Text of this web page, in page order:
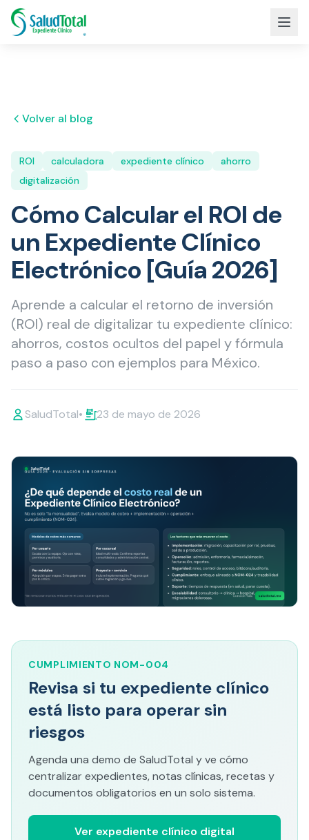
Volver al blog
ROI calculadora expediente clínico
ahorro
digitalización
Cómo Calcular el ROI de
un Expediente Clínico
Electrónico [Guía 2026]
Aprende a calcular el retorno de inversión
(ROI) real de digitalizar tu expediente clínico:
ahorros, costos ocultos del papel y fórmula
paso a paso con ejemplos para México.
SaludTotal• 23 de mayo de 2026
CUMPLIMIENTO NOM-004
Revisa si tu expediente clínico
está listo para operar sin
riesgos
Agenda una demo de SaludTotal y ve cómo
centralizar expedientes, notas clínicas, recetas y
documentos obligatorios en un solo sistema.
Ver expediente clínico digital